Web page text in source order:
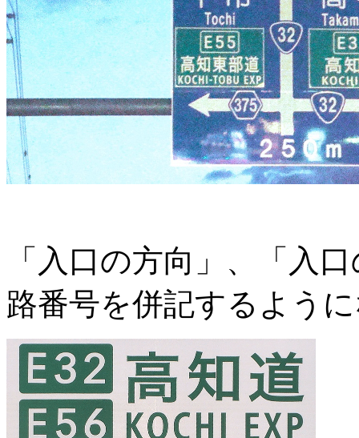
「入口の方向」、「入
路番号を併記するよう